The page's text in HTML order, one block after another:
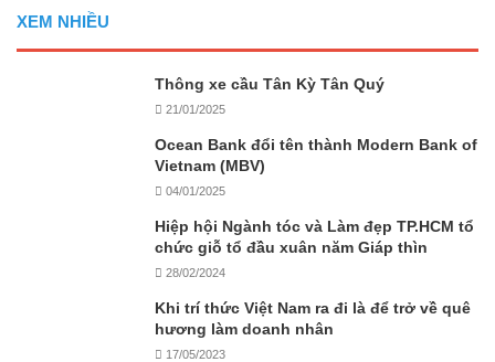
XEM NHIỀU
Thông xe cầu Tân Kỳ Tân Quý
21/01/2025
Ocean Bank đổi tên thành Modern Bank of
Vietnam (MBV)
04/01/2025
Hiệp hội Ngành tóc và Làm đẹp TP.HCM tổ
chức giỗ tổ đầu xuân năm Giáp thìn
28/02/2024
Khi trí thức Việt Nam ra đi là để trở về quê
hương làm doanh nhân
17/05/2023